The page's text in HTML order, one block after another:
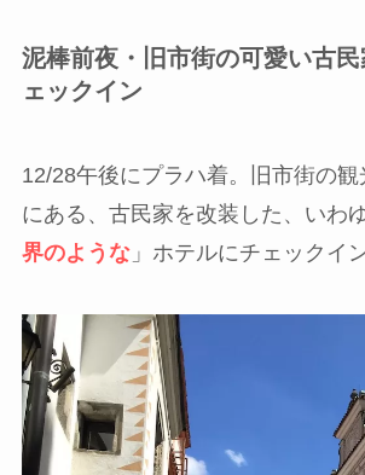
泥棒前夜・旧市街の可愛い古
ェックイン
12/28午後にプラハ着。旧市街の
にある、古民家を改装した、いわ
界のような」ホテルにチェックイン